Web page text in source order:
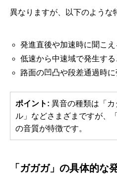
異なりますが、以下のような
発進直後や加速時に聞こえ
低速から中速域で発生す
路面の凹凸や段差通過時
ポイント: 異音の種類は「カ
ル」などさまざまですが、
の音質が特徴です。
「ガガガ」の具体的な